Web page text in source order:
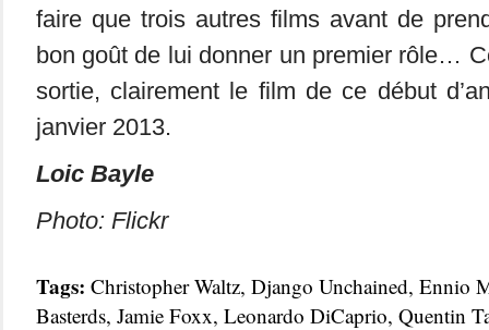
faire que trois autres films avant de
bon goût de lui donner un premier rôle…
sortie, clairement le film de ce début
janvier 2013.
Loic Bayle
Photo: Flickr
Tags: Christopher Waltz, Django Unchained, Ennio
Basterds, Jamie Foxx, Leonardo DiCaprio, Quentin